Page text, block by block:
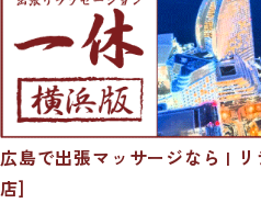
広島で出張マッサージなら |
店]